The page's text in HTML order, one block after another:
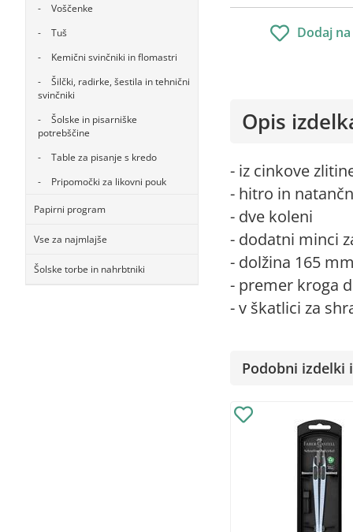
Voščenke
Tuš
Kemični svinčniki in flomastri
Šilčki, radirke, šestila in tehnični
svinčniki
Šolske in pisarniške
potrebščine
Table za pisanje s kredo
Pripomočki za likovni pouk
Papirni program
Vse za najmlajše
Šolske torbe in nahrbtniki
Dodaj
Opis
- iz cinkove
- hitro in
- dve koleni
- dodatni minci
- dolžina 165
- premer kroga
- v škatlici za
Podobni izdelki